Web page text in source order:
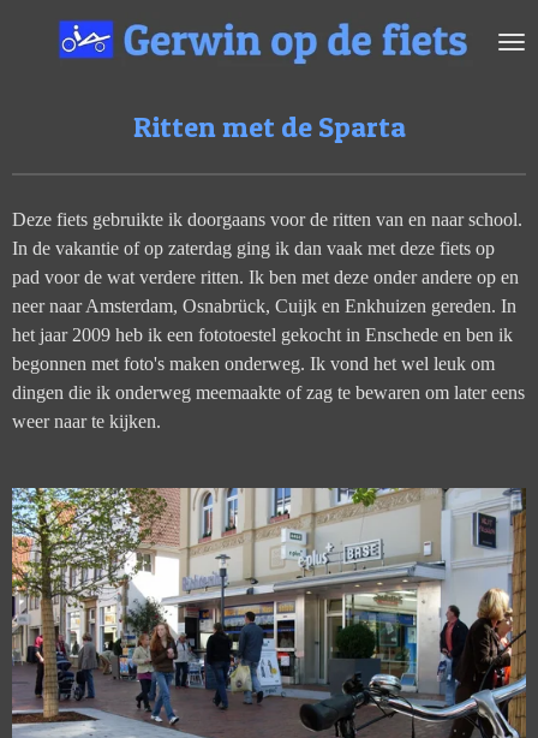
direct
Ritten met de Sparta
Deze fiets gebruikte ik doorgaans voor de ritten van en naar school.
In de vakantie of op zaterdag ging ik dan vaak met deze fiets op
pad voor de wat verdere ritten. Ik ben met deze onder andere op en
neer naar Amsterdam, Osnabrück, Cuijk en Enkhuizen gereden. In
het jaar 2009 heb ik een fototoestel gekocht in Enschede en ben ik
begonnen met foto's maken onderweg. Ik vond het wel leuk om
dingen die ik onderweg meemaakte of zag te bewaren om later eens
weer naar te kijken.